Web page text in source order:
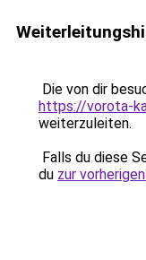
Die von dir
https://vorota-
weiterzuleiten.
Falls du diese
du zur